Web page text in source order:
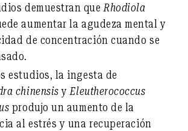
demuestran que Rhodiola
aumentarla agudeza mental y
de concentración cuando se
estudios, la ingesta de
chinensisyEleutherococcus
produjoun aumento de la
al estrés y una recuperación